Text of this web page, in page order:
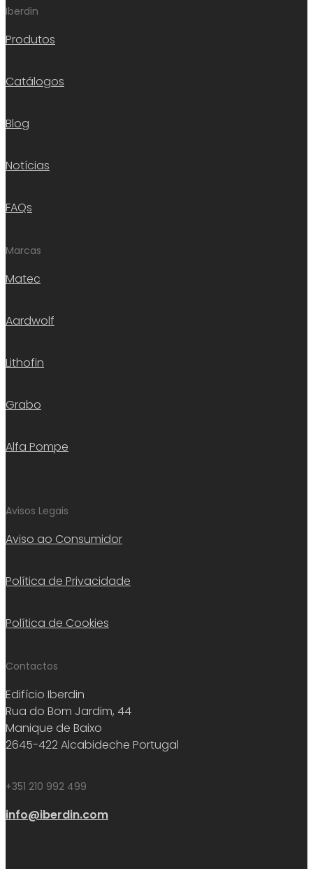
Iberdin
Produtos
Catálogos
Blog
Notícias
FAQs
Marcas
Matec
Aardwolf
Lithofin
Grabo
Alfa Pompe
Avisos Legais
Aviso ao Consumidor
Política de Privacidade
Política de Cookies
Contactos
Edifício Iberdin
Rua do Bom Jardim, 44
Manique de Baixo
2645-422 Alcabideche Portugal
+351 210 992 499
info@iberdin.com